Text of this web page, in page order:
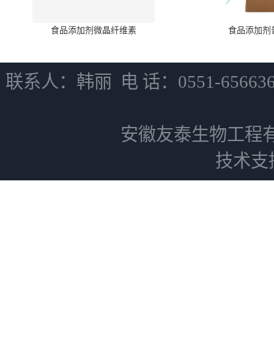
食品添加剂微晶纤维素 食品添加剂
联系人：韩丽 电 话：0551-
安徽友泰生物工程
技术